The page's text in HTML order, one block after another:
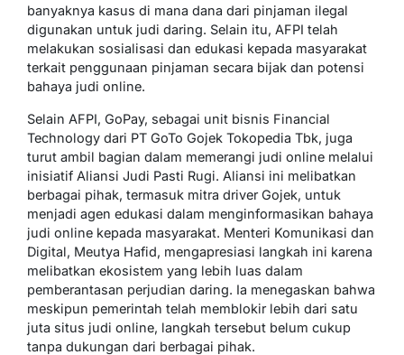
banyaknya kasus di mana dana dari pinjaman ilegal
digunakan untuk judi daring. Selain itu, AFPI telah
melakukan sosialisasi dan edukasi kepada masyarakat
terkait penggunaan pinjaman secara bijak dan potensi
bahaya judi online.
Selain AFPI, GoPay, sebagai unit bisnis Financial
Technology dari PT GoTo Gojek Tokopedia Tbk, juga
turut ambil bagian dalam memerangi judi online melalui
inisiatif Aliansi Judi Pasti Rugi. Aliansi ini melibatkan
berbagai pihak, termasuk mitra driver Gojek, untuk
menjadi agen edukasi dalam menginformasikan bahaya
judi online kepada masyarakat. Menteri Komunikasi dan
Digital, Meutya Hafid, mengapresiasi langkah ini karena
melibatkan ekosistem yang lebih luas dalam
pemberantasan perjudian daring. Ia menegaskan bahwa
meskipun pemerintah telah memblokir lebih dari satu
juta situs judi online, langkah tersebut belum cukup
tanpa dukungan dari berbagai pihak.